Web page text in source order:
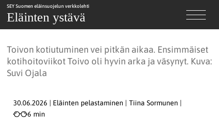
SEY Suomen eläinsuojelun verkkolehti
Eläinten ystäväToivon uusi elämä
Toivon kotiutuminen vei pitkän aikaa. Ensimmäiset
kotihoitoviikot Toivo oli hyvin arka ja väsynyt. Kuva:
Suvi Ojala
30.06.2026 Eläinten pelastaminen
Tiina Sormunen
6 min